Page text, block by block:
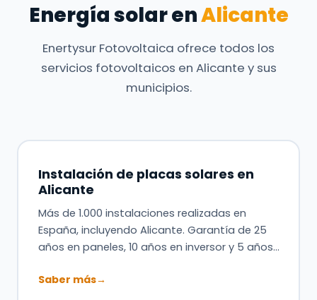
Energía solar enAlicante
Enertysur Fotovoltaica ofrece todos los
servicios fotovoltaicos en Alicante y sus
municipios.
Instalación de placas solares en
Alicante
Más de 1.000 instalaciones realizadas en
España, incluyendo Alicante. Garantía de 25
años en paneles, 10 años en inversor y 5 años…
Saber más→